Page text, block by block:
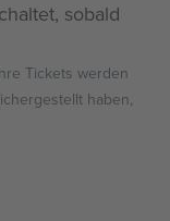
sobald
Tickets werden
haben,